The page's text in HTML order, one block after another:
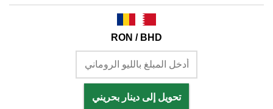
RON / BHD
تحويل إلى دينار بحريني